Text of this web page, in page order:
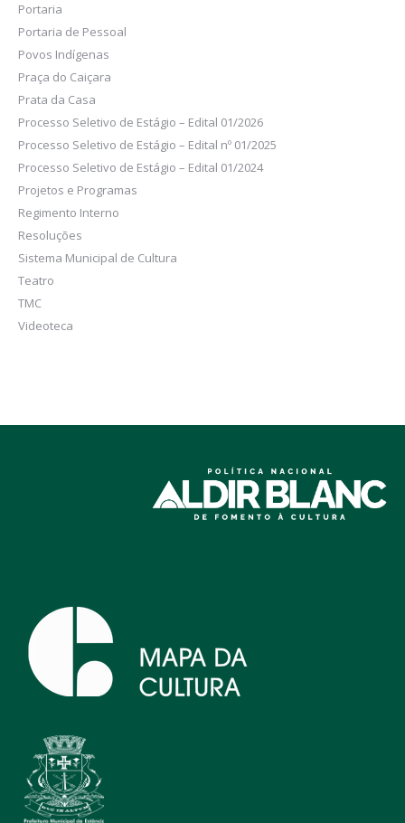
Portaria
Portaria de Pessoal
Povos Indígenas
Praça do Caiçara
Prata da Casa
Processo Seletivo de Estágio – Edital 01/2026
Processo Seletivo de Estágio – Edital nº 01/2025
Processo Seletivo de Estágio – Edital 01/2024
Projetos e Programas
Regimento Interno
Resoluções
Sistema Municipal de Cultura
Teatro
TMC
Videoteca